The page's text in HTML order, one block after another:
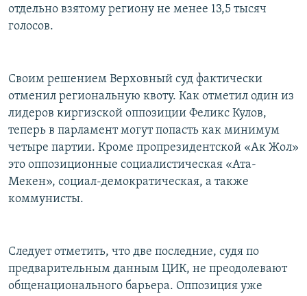
отдельно взятому региону не менее 13,5 тысяч
голосов.
Своим решением Верховный суд фактически
отменил региональную квоту. Как отметил один из
лидеров киргизской оппозиции Феликс Кулов,
теперь в парламент могут попасть как минимум
четыре партии. Кроме пропрезидентской «Ак Жол»
это оппозиционные социалистическая «Ата-
Мекен», социал-демократическая, а также
коммунисты.
Следует отметить, что две последние, судя по
предварительным данным ЦИК, не преодолевают
общенационального барьера. Оппозиция уже